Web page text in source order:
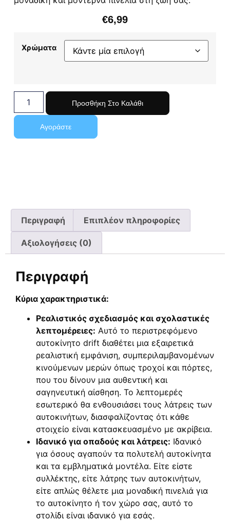
€6,99
Χρώματα
Προσθήκη Στο Καλάθι
Αγοράστε
Περιγραφή Επιπλέον πληροφορίες
Αξιολογήσεις (0)
Περιγραφή
Κύρια χαρακτηριστικά:
Ρεαλιστικός σχεδιασμός και σχολαστικές
λεπτομέρειες: Αυτό το περιστρεφόμενο
αυτοκίνητο drift διαθέτει μια εξαιρετικά
ρεαλιστική εμφάνιση, συμπεριλαμβανομένων
κινούμενων μερών όπως τροχοί και πόρτες,
που του δίνουν μια αυθεντική και
σαγηνευτική αίσθηση. Το λεπτομερές
εσωτερικό θα ενθουσιάσει τους λάτρεις των
αυτοκινήτων, διασφαλίζοντας ότι κάθε
στοιχείο είναι κατασκευασμένο με ακρίβεια.
Ιδανικό για οπαδούς και λάτρεις: Ιδανικό
για όσους αγαπούν τα πολυτελή αυτοκίνητα
και τα εμβληματικά μοντέλα. Είτε είστε
συλλέκτης, είτε λάτρης των αυτοκινήτων,
είτε απλώς θέλετε μια μοναδική πινελιά για
το αυτοκίνητο ή τον χώρο σας, αυτό το
στολίδι είναι ιδανικό για εσάς.